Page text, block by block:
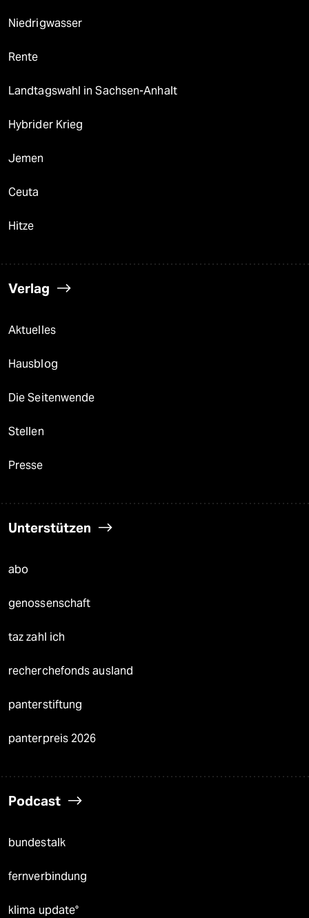
Niedrigwasser
Rente
Landtagswahl in Sachsen-Anhalt
Hybrider Krieg
Jemen
Ceuta
Hitze
Verlag
Aktuelles
Hausblog
Die Seitenwende
Stellen
Presse
Unterstützen
abo
genossenschaft
taz zahl ich
recherchefonds ausland
panterstiftung
panterpreis 2026
Podcast
bundestalk
fernverbindung
klima update°